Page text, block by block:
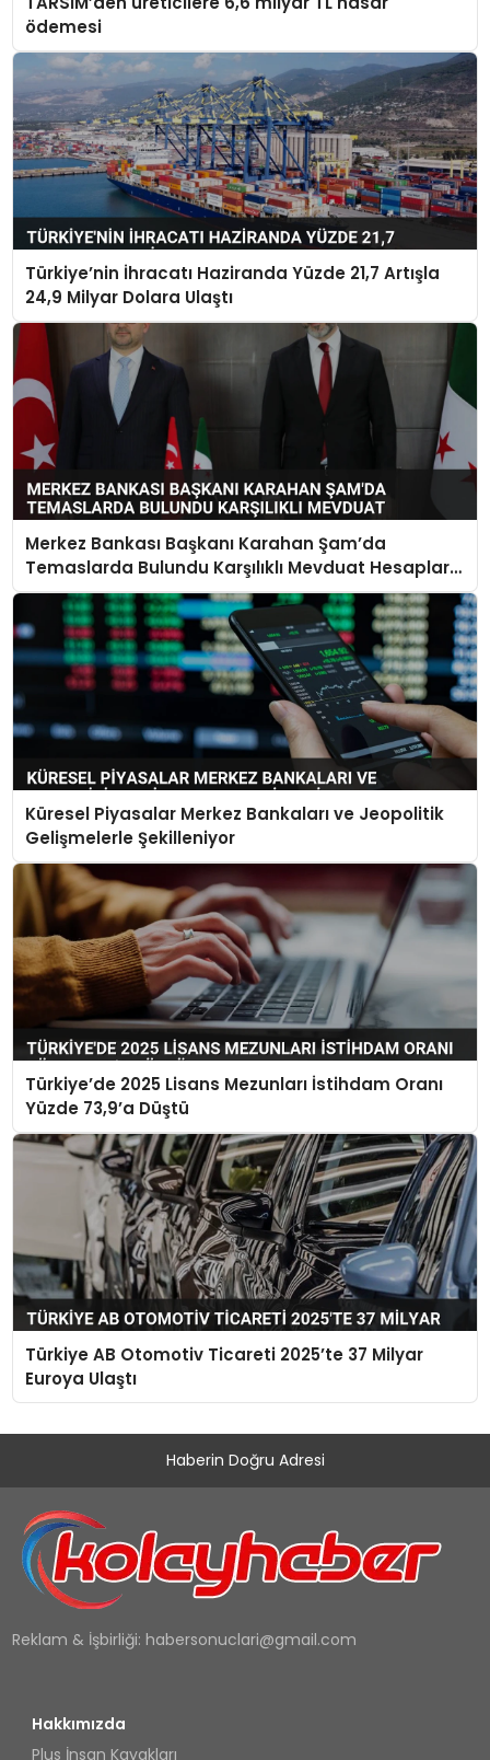
ödemesi
Türkiye’nin İhracatı Haziranda Yüzde 21,7 Artışla
24,9 Milyar Dolara Ulaştı
Merkez Bankası Başkanı Karahan Şam’da
Temaslarda Bulundu Karşılıklı Mevduat Hesapları
Açılacak
Küresel Piyasalar Merkez Bankaları ve Jeopolitik
Gelişmelerle Şekilleniyor
Türkiye’de 2025 Lisans Mezunları İstihdam Oranı
Yüzde 73,9’a Düştü
Türkiye AB Otomotiv Ticareti 2025’te 37 Milyar
Euroya Ulaştı
Haberin Doğru Adresi
Reklam & İşbirliği: habersonuclari@gmail.com
Hakkımızda
Plus İnsan Kayakları